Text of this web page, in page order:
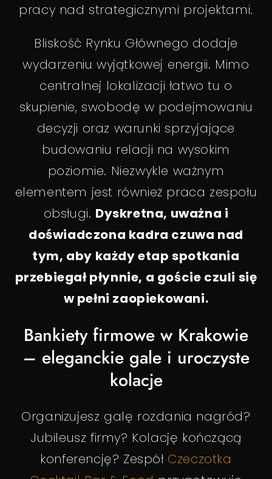
pracy nad strategicznymi projektami.
Bliskość Rynku Głównego dodaje
wydarzeniu wyjątkowej energii. Mimo
centralnej lokalizacji łatwo tu o
skupienie, swobodę w podejmowaniu
decyzji oraz warunki sprzyjające
budowaniu relacji na wysokim
poziomie. Niezwykle ważnym
elementem jest również praca zespołu
obsługi. Dyskretna, uważna i
doświadczona kadra czuwa nad
tym, aby każdy etap spotkania
przebiegał płynnie, a goście czuli się
w pełni zaopiekowani.
Bankiety firmowe w Krakowie
– eleganckie gale i uroczyste
kolacje
Organizujesz galę rozdania nagród?
Jubileusz firmy? Kolację kończącą
konferencję? Zespół Czeczotka